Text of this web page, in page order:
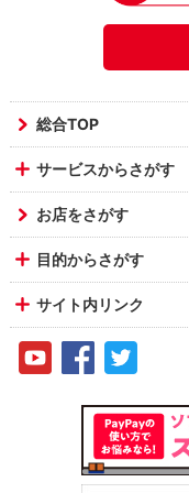
総合TOP
サービスからさがす
お店をさがす
目的からさがす
サイト内リンク